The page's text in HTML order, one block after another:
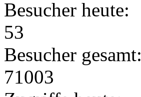
Besucher heute:
53
Besucher gesamt:
71003